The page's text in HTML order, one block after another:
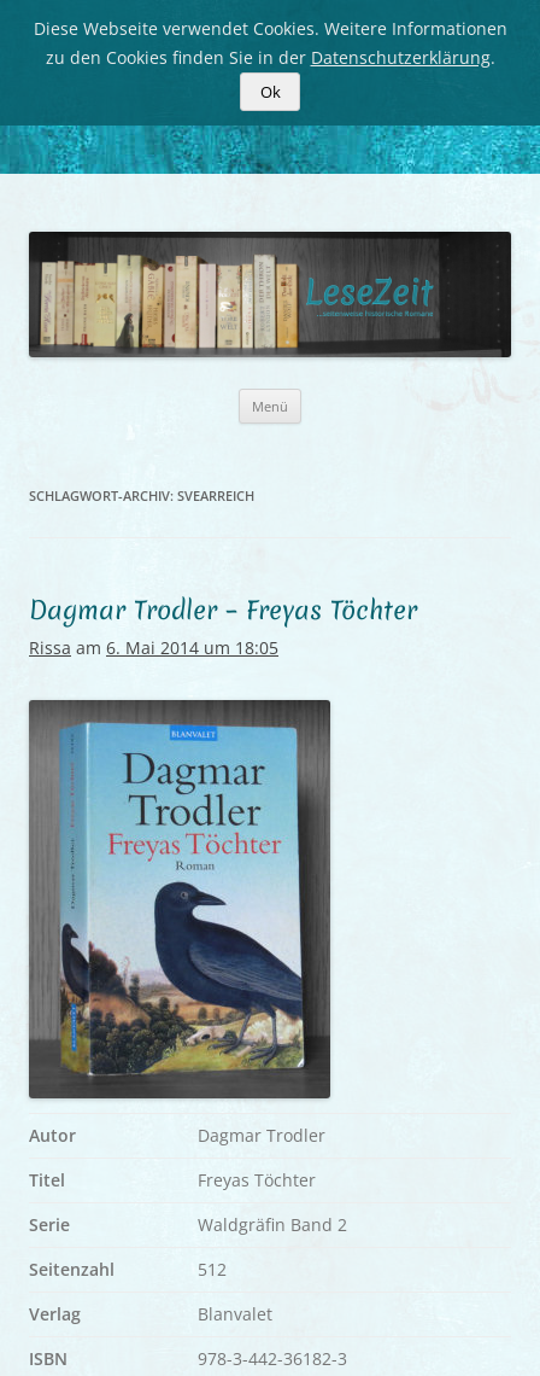
LeseZeit
Menü
SCHLAGWORT-ARCHIV: SVEARREICH
Dagmar Trodler – Freyas Töchter
Rissa am 6. Mai 2014 um 18:05
Autor
Dagmar Trodler
Titel
Freyas Töchter
Serie
Waldgräfin Band 2
Seitenzahl
512
Verlag
Blanvalet
ISBN
978-3-442-36182-3
Diese Webseite verwendet Cookies. Weitere Informationen
zu den Cookies finden Sie in der Datenschutzerklärung.
Ok